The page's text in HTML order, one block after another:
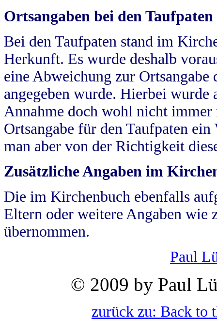
Ortsangaben bei den Taufpaten
Bei den Taufpaten stand im
Herkunft. Es wurde deshalb
eine Abweichung zur
angegeben wurde. Hierbei wurde
Annahme doch wohl nicht
Ortsangabe für den Taufpaten
man aber von der Richtigkeit
Zusätzliche Angaben im
Die im Kirchenbuch ebenfalls
Eltern oder weitere Angaben wie
übernommen.
Paul
© 2009 by Paul
zurück zu: Back to